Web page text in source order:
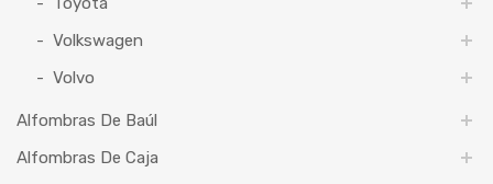
Volkswagen
Volvo
Alfombras De Baúl
Alfombras De Caja